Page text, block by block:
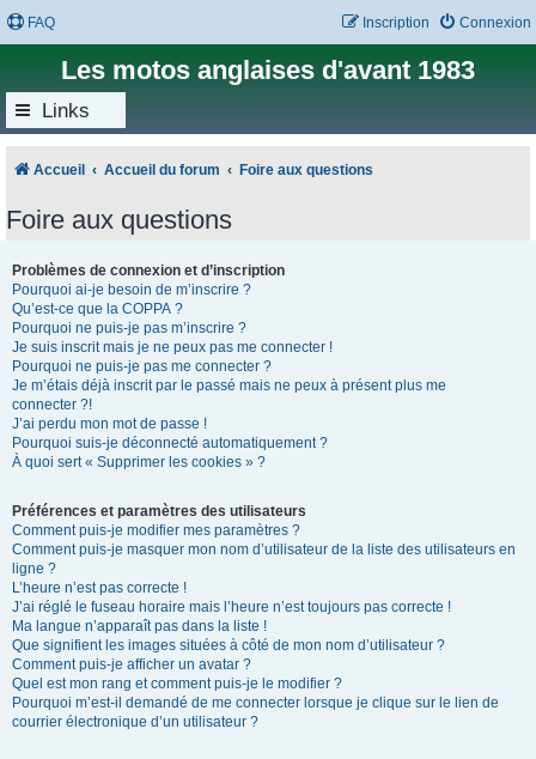
FAQ Connexion
Inscription
Les motos anglaises d'avant 1983
Links
Accueil Accueil du forum Foire aux questions
Foire aux questions
Problèmes de connexion et d’inscription
Pourquoi ai-je besoin de m’inscrire ?
Qu’est-ce que la COPPA ?
Pourquoi ne puis-je pas m’inscrire ?
Je suis inscrit mais je ne peux pas me connecter !
Pourquoi ne puis-je pas me connecter ?
Je m’étais déjà inscrit par le passé mais ne peux à présent plus me
connecter ?!
J’ai perdu mon mot de passe !
Pourquoi suis-je déconnecté automatiquement ?
À quoi sert « Supprimer les cookies » ?
Préférences et paramètres des utilisateurs
Comment puis-je modifier mes paramètres ?
Comment puis-je masquer mon nom d’utilisateur de la liste des utilisateurs en
ligne ?
L’heure n’est pas correcte !
J’ai réglé le fuseau horaire mais l’heure n’est toujours pas correcte !
Ma langue n’apparaît pas dans la liste !
Que signifient les images situées à côté de mon nom d’utilisateur ?
Comment puis-je afficher un avatar ?
Quel est mon rang et comment puis-je le modifier ?
Pourquoi m’est-il demandé de me connecter lorsque je clique sur le lien de
courrier électronique d’un utilisateur ?